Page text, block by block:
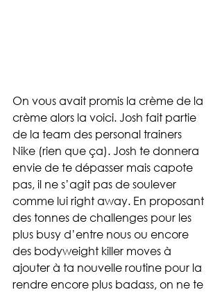
On vous avait promis la crème de la
crème alors la voici. Josh fait partie
de la team des personal trainers
Nike (rien que ça). Josh te donnera
envie de te dépasser mais capote
pas, il ne s’agit pas de soulever
comme lui right away. En proposant
des tonnes de challenges pour les
plus busy d’entre nous ou encore
des bodyweight killer moves à
ajouter à ta nouvelle routine pour la
rendre encore plus badass, on ne te